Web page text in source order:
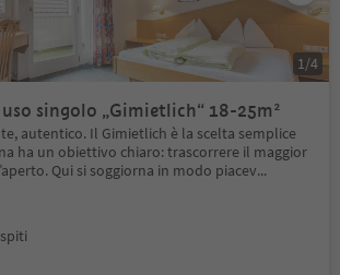
singolo „Gimietlich“ 18-25m²
autentico. Il Gimietlich è la scelta semplice
ha un obiettivo chiaro: trascorrere il maggior
Qui si soggiorna in modo piacev...
1/4